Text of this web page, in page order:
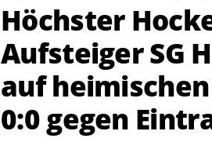
Höchster
Aufsteiger SG
auf
0:0 gegen